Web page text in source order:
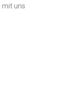
mit uns